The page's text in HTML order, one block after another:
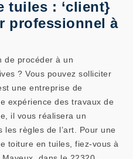
tuiles : ‘client}
professionnel à
de procéder à un
? Vous pouvez solliciter
une entreprise de
expérience des travaux de
il vous réalisera un
règles de l’art. Pour une
toiture en tuiles, fiez-vous à